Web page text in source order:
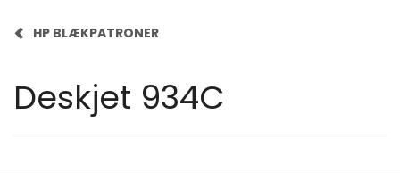
HP BLÆKPATRONER
Deskjet 934C